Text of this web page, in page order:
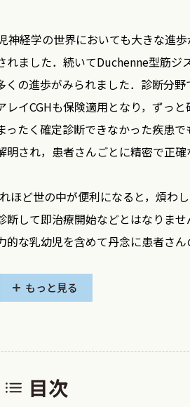
経学の世界においても大きな進
ました．続いてDuchenne型筋ジ
の進歩がみられました．診断分
イCGHも保険適用となり，ずっ
たく確定診断できなかった疾患
され，患者さんごとに精密で正
ど世の中が便利になると，煩わ
して即治療開始などとはなりま
な乳幼児を含めて丹念に患者さ
これらの積み重ねを患者さんと
います．ワクチンや抗ウイルス
けで，ピーク時には検査も入院も
も継続して学んでいかれますよ
もっと見る
目次